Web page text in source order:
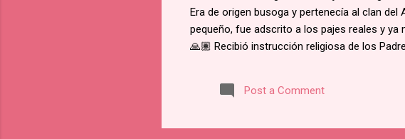
Era de origen busoga y pertenecía al clan
pequeño, fue adscrito a los pajes reales y
🙏🏽 Recibió instrucción religiosa de los
retractarse de su fe, rehusó. Junto con
Namugongo, a unos 60 kms de su hogar.
en Lubawo, fue alanceado y decapitado y
Post a Comment